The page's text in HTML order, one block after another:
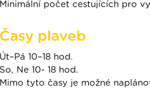
Minimální počet cestujících pro
Časy plaveb
Út–Pá 10–18 hod.
So, Ne 10- 18 hod.
Mimo tyto časy je možné